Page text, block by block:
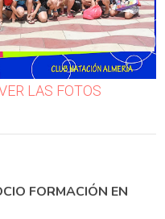
LAS FOTOS
FORMACIÓN EN